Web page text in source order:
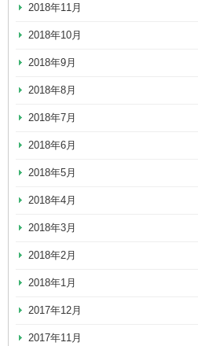
2018年11月
2018年10月
2018年9月
2018年8月
2018年7月
2018年6月
2018年5月
2018年4月
2018年3月
2018年2月
2018年1月
2017年12月
2017年11月